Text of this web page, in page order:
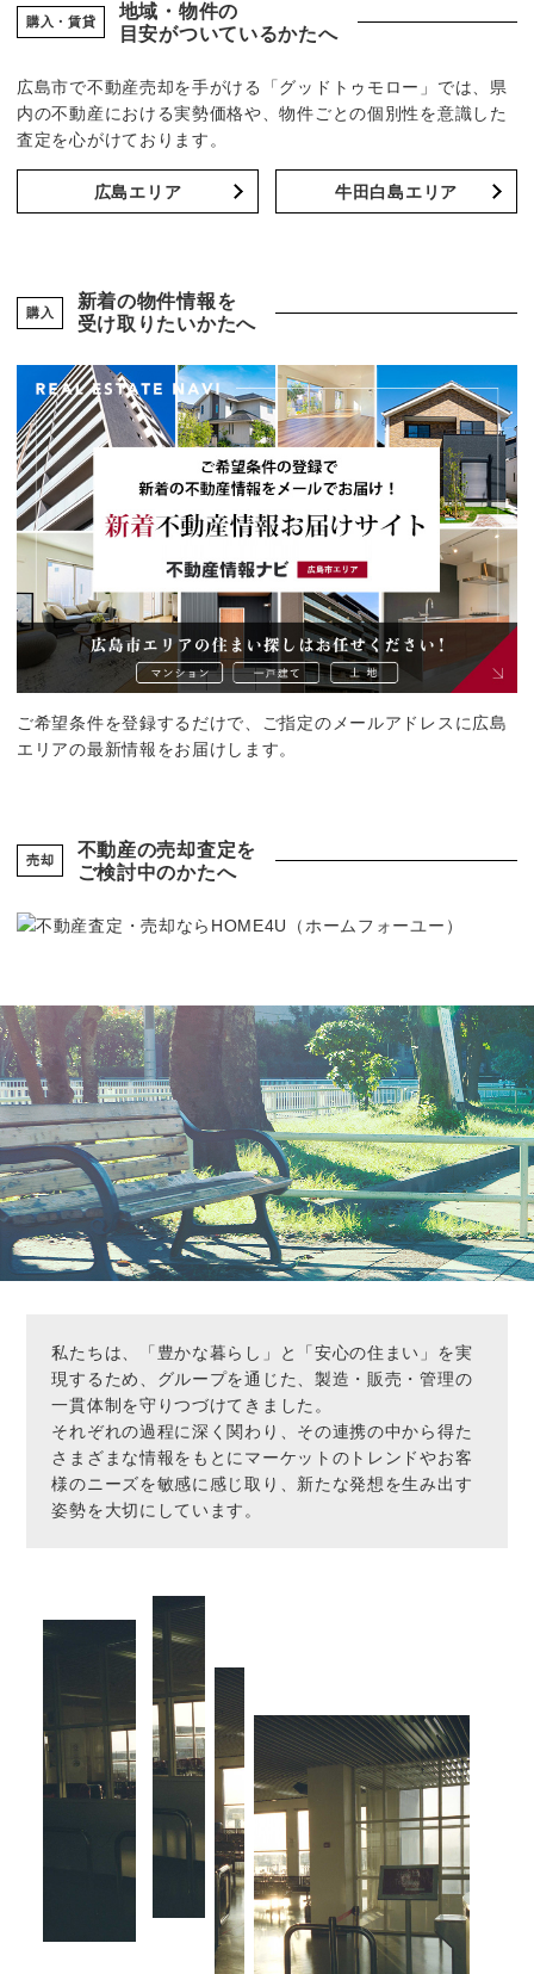
購入・賃貸
地域・物件の
目安がついているかたへ
広島市で不動産売却を手がける「グッドトゥモロー」では、県
内の不動産における実勢価格や、物件ごとの個別性を意識した
査定を心がけております。
広島エリア 牛田白島エリア
購入
新着の物件情報を
受け取りたいかたへ
ご希望条件を登録するだけで、ご指定のメールアドレスに広島
エリアの最新情報をお届けします。
売却
不動産の売却査定を
ご検討中のかたへ
私たちは、「豊かな暮らし」と「安心の住まい」を実
現するため、グループを通じた、製造・販売・管理の
一貫体制を守りつづけてきました。
それぞれの過程に深く関わり、その連携の中から得た
さまざまな情報をもとにマーケットのトレンドやお客
様のニーズを敏感に感じ取り、新たな発想を生み出す
姿勢を大切にしています。